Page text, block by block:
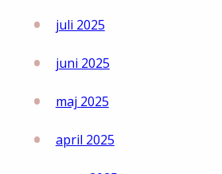
juli 2025
juni 2025
maj 2025
april 2025